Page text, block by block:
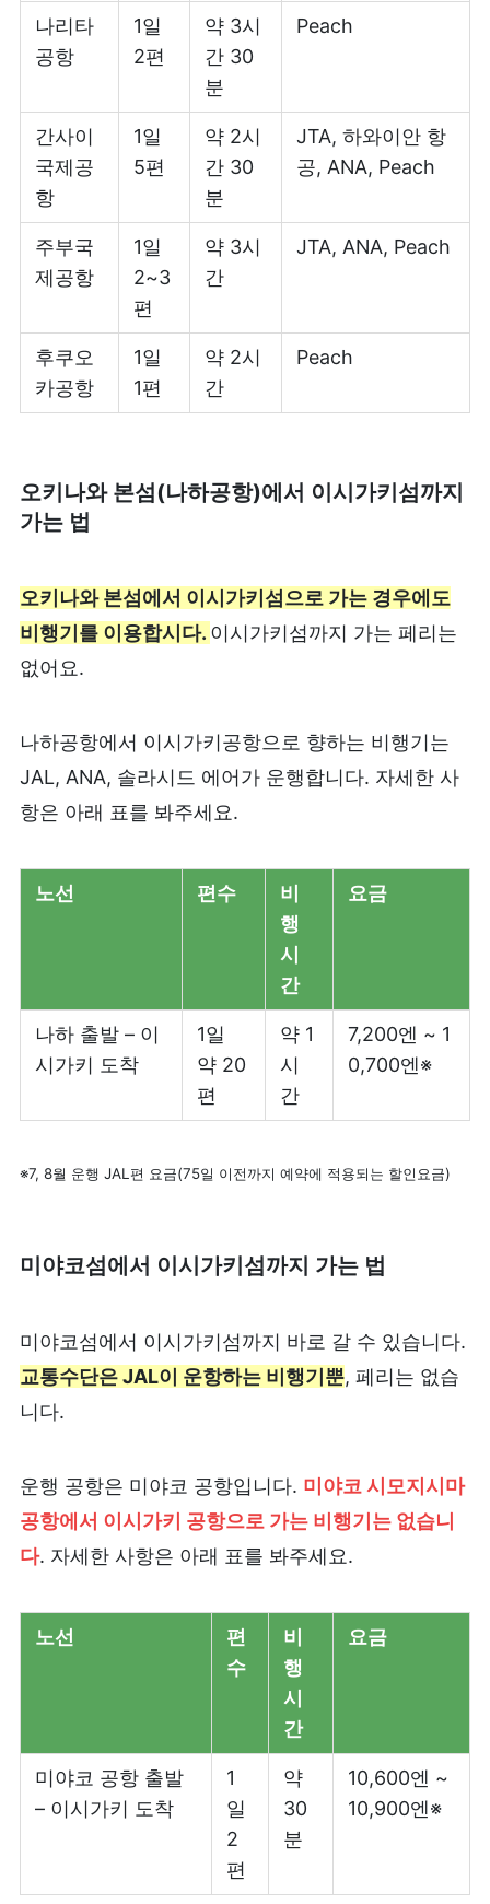
나리타
공항
1일
2편
약 3시
간 30
분
Peach
간사이
국제공
항
1일
5편
약 2시
간 30
분
JTA, 하와이안 항
공, ANA, Peach
주부국
제공항
1일
2~3
편
약 3시
간
JTA, ANA, Peach
후쿠오
카공항
1일
1편
약 2시
간
Peach
오키나와 본섬(나하공항)에서 이시가키섬까지
가는 법
오키나와 본섬에서 이시가키섬으로 가는 경우에도
비행기를 이용합시다. 이시가키섬까지 가는 페리는
없어요.
나하공항에서 이시가키공항으로 향하는 비행기는
JAL, ANA, 솔라시드 에어가 운행합니다. 자세한 사
항은 아래 표를 봐주세요.
노선 편수
비
행
시
간
요금
나하 출발 – 이
시가키 도착
1일
약 20
편
약 1
시
간
7,200엔 ~ 1
0,700엔※
※7, 8월 운행 JAL편 요금(75일 이전까지 예약에 적용되는 할인요금)
미야코섬에서 이시가키섬까지 가는 법
미야코섬에서 이시가키섬까지 바로 갈 수 있습니다.
교통수단은 JAL이 운항하는 비행기뿐, 페리는 없습
니다.
운행 공항은 미야코 공항입니다. 미야코 시모지시마
공항에서 이시가키 공항으로 가는 비행기는 없습니
다. 자세한 사항은 아래 표를 봐주세요.
노선
편
수
비
행
시
간
요금
미야코 공항 출발
– 이시가키 도착
1
일
2
편
약
30
분
10,600엔 ~
10,900엔※